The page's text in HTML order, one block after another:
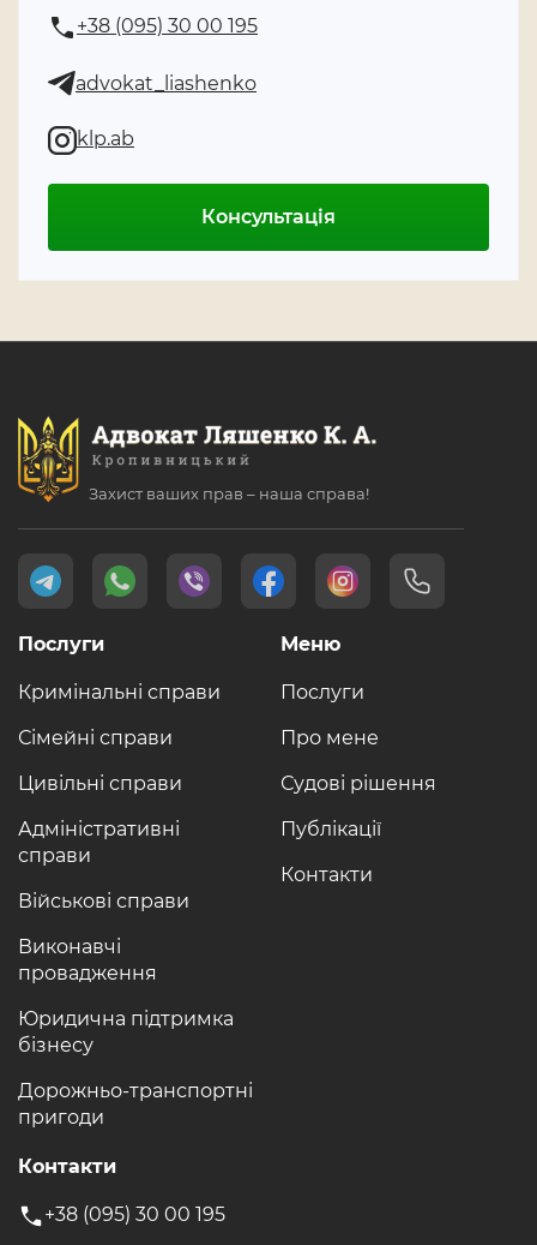
+38 (095) 30 00 195
advokat_liashenko
klp.ab
Консультація
Захист ваших прав – наша справа!
Меню
Послуги
Про мене
Судові рішення
Публікації
Контакти
Послуги
Кримінальні справи
Сімейні справи
Цивільні справи
Адміністративні
справи
Військові справи
Виконавчі
провадження
Юридична підтримка
бізнесу
Дорожньо-транспортні
пригоди
Контакти
+38 (095) 30 00 195